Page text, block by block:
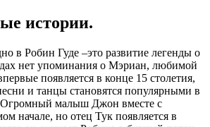
истории.
в Робин Гуде –это развитие легенды о
нет упоминания о Мэриан, любимой
появляется в конце 15 столетия,
и танцы становятся популярными в
Огромный малыш Джон вместе с
начале, но отец Тук появляется в